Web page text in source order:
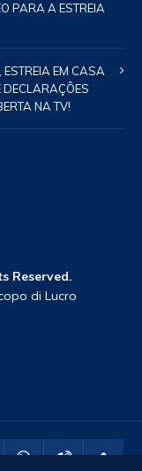
PARA A ESTREIA
ESTREIA EM CASA
NA TV!
Reserved.
di Lucro